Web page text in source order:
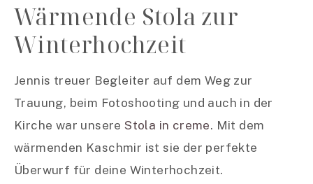
Wärmende Stola zur
Winterhochzeit
Jennis treuer Begleiter auf dem Weg zur
Trauung, beim Fotoshooting und auch in der
Kirche war unsereStola in creme. Mit dem
wärmenden Kaschmir ist sie der perfekte
Überwurf für deine Winterhochzeit.